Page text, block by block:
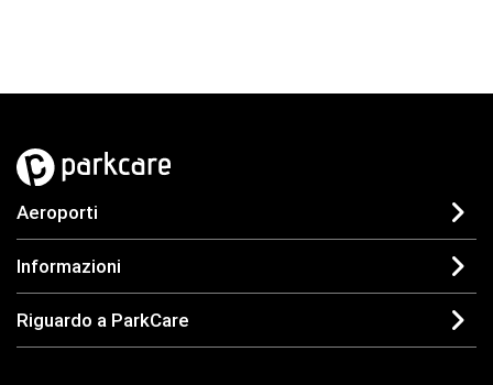
Aeroporti
Informazioni
Riguardo a ParkCare